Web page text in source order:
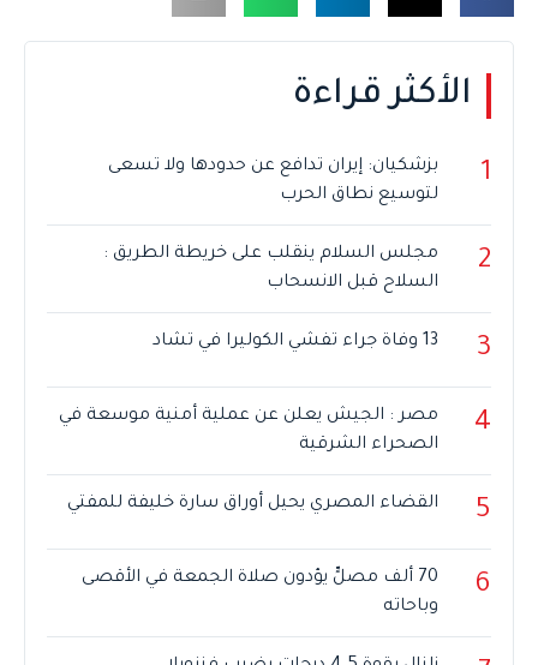
الأكثر قراءة
1
بزشكيان: إيران تدافع عن حدودها ولا تسعى
لتوسيع نطاق الحرب
2
مجلس السلام ينقلب على خريطة الطريق :
السلاح قبل الانسحاب
3 13 وفاة جراء تفشي الكوليرا في تشاد
4
مصر : الجيش يعلن عن عملية أمنية موسعة في
الصحراء الشرقية
5 القضاء المصري يحيل أوراق سارة خليفة للمفتي
6
70 ألف مصلٍّ يؤدون صلاة الجمعة في الأقصى
وباحاته